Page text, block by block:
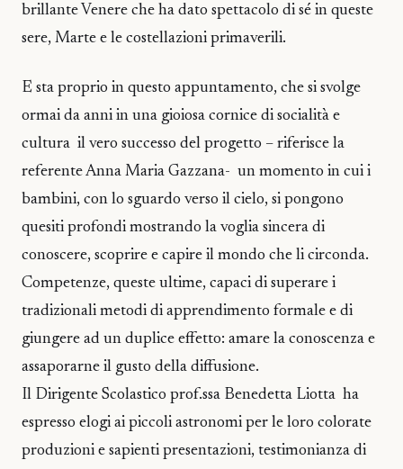
brillante Venere che ha dato spettacolo di sé in queste
sere, Marte e le costellazioni primaverili.
E sta proprio in questo appuntamento, che si svolge
ormai da anni in una gioiosa cornice di socialità e
cultura il vero successo del progetto – riferisce la
referente Anna Maria Gazzana- un momento in cui i
bambini, con lo sguardo verso il cielo, si pongono
quesiti profondi mostrando la voglia sincera di
conoscere, scoprire e capire il mondo che li circonda.
Competenze, queste ultime, capaci di superare i
tradizionali metodi di apprendimento formale e di
giungere ad un duplice effetto: amare la conoscenza e
assaporarne il gusto della diffusione.
Il Dirigente Scolastico prof.ssa Benedetta Liotta ha
espresso elogi ai piccoli astronomi per le loro colorate
produzioni e sapienti presentazioni, testimonianza di